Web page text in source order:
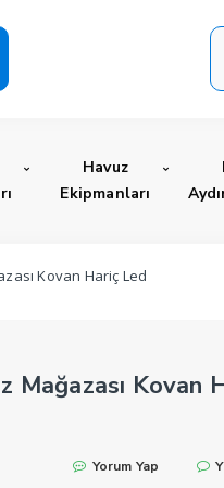
Havuz
Ekipmanları
Kovan Hariç Led
Mağazası Kovan
Yorum Yap